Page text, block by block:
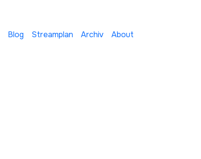
Blog Streamplan Archiv About